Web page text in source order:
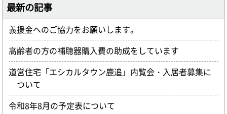
最新の記事
義援金へのご協力をお願いします。
高齢者の方の補聴器購入費の助成をしています
道営住宅「エシカルタウン鹿追」内覧会・入居者募集に
ついて
令和8年8月の予定表について